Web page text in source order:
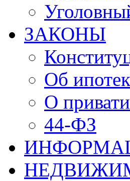
ЗАКОНЫ
Об
О
44-ФЗ